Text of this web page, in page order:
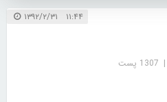
۱۱:۴۴ ۱۳۹۲/۲/۳۱
| 1307 پست